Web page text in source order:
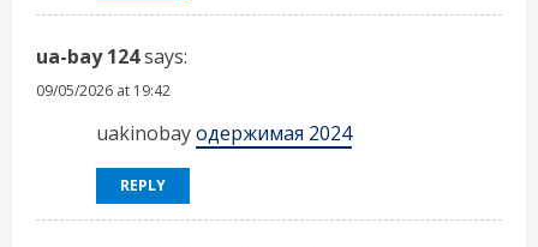
ua-bay 124says:
09/05/2026 at 19:42
uakinobayодержимая 2024
REPLY